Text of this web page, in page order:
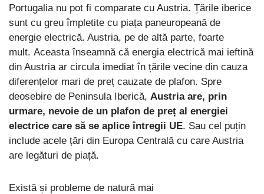
Portugalia nu pot fi comparate cu Austria. Țările iberice
sunt cu greu împletite cu piața paneuropeană de
energie electrică. Austria, pe de altă parte, foarte
mult. Aceasta înseamnă că energia electrică mai ieftină
din Austria ar circula imediat în țările vecine din cauza
diferențelor mari de preț cauzate de plafon. Spre
deosebire de Peninsula Iberică, Austria are, prin
urmare, nevoie de un plafon de preț al energiei
electrice care să se aplice întregii UE. Sau cel puțin
include acele țări din Europa Centrală cu care Austria
are legături de piață.
Există și probleme de natură mai